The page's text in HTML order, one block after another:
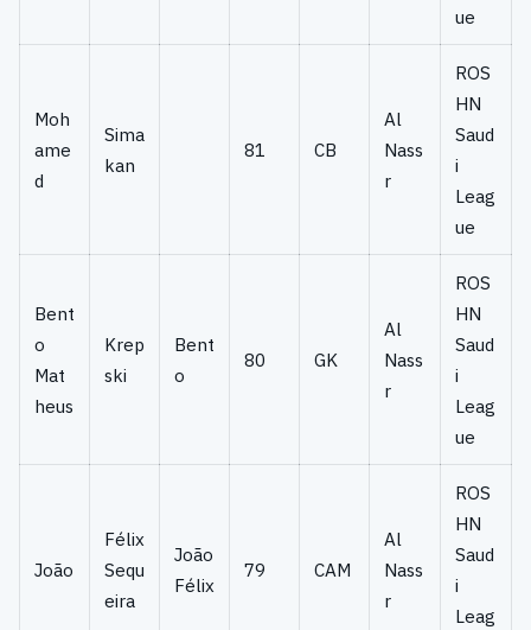
ue
Moh
ame
d
Sima
kan
81 CB
Al
Nass
r
ROS
HN
Saud
i
Leag
ue
Bent
o
Mat
heus
Krep
ski
Bent
o
80 GK
Al
Nass
r
ROS
HN
Saud
i
Leag
ue
João
Félix
Sequ
eira
João
Félix
79 CAM
Al
Nass
r
ROS
HN
Saud
i
Leag